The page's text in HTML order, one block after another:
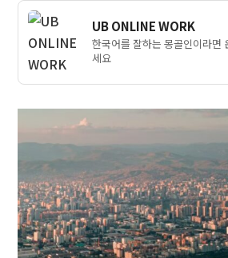
UB ONLINE WORK
한국어를 잘하는 몽골인이라면
세요